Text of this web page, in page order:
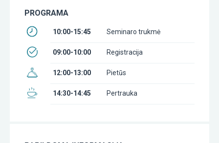
PROGRAMA
10:00-15:45 Seminaro trukmė
09:00-10:00 Registracija
12:00-13:00 Pietūs
14:30-14:45 Pertrauka